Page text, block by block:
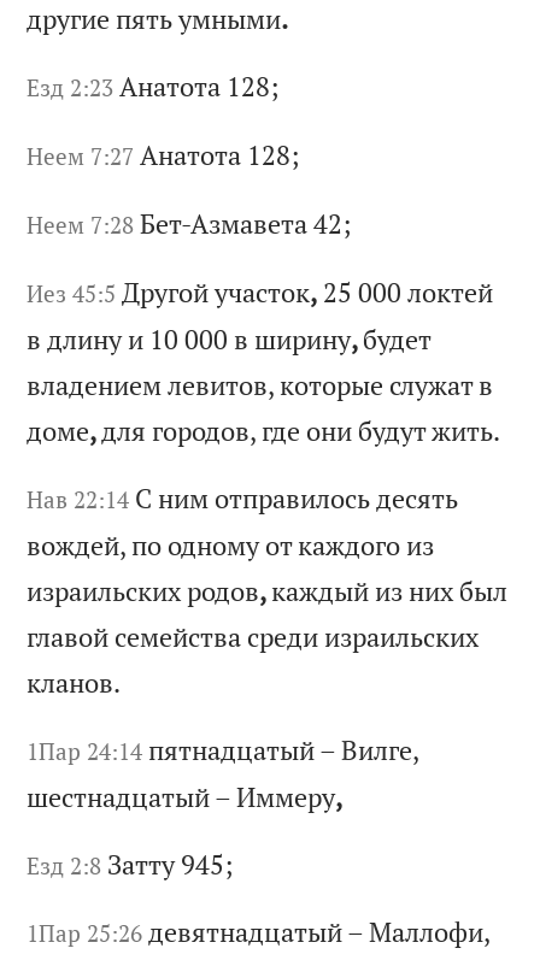
другие пятьумными.
Езд 2:23 Анатота 128;
Неем 7:27 Анатота 128;
Неем 7:28 Бет-Азмавета42;
Иез 45:5 Другойучасток, 25 000локтей
в длинуи 10 000 в ширину,будет
владениемлевитов, которые служатв
доме, для городов, где они будутжить.
Нав 22:14 С ним отправилось десять
вождей, по одномуоткаждого из
израильскихродов,каждый из них был
главой семейства среди израильских
кланов.
1Пар 24:14 пятнадцатый–Вилге,
шестнадцатый–Иммеру,
Езд 2:8 Затту 945;
1Пар 25:26 девятнадцатый–Маллофи,